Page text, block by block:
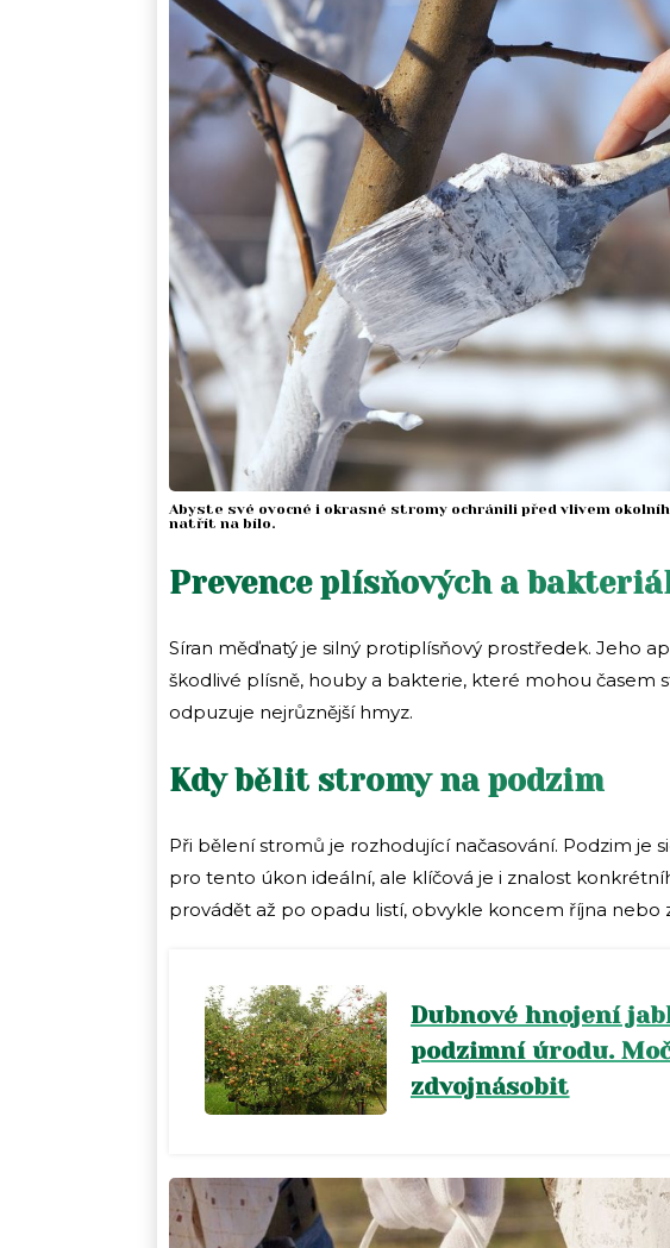
Abyste své ovocné i okrasné stromy ochránili před vlivem
natřít na bílo.
Prevence plísňových a
Síran měďnatý je silný protiplísňový prostředek. Jeho
škodlivé plísně, houby a bakterie, které mohou časem
odpuzuje nejrůznější hmyz.
Kdy bělit stromy na podzim
Při bělení stromů je rozhodující načasování. Podzim je
pro tento úkon ideální, ale klíčová je i znalost
provádět až po opadu listí, obvykle koncem října nebo
Dubnové hnojení
podzimní úrodu.
zdvojnásobit